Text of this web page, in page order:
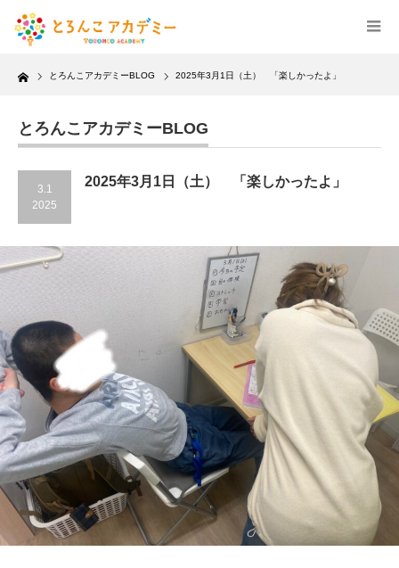
Home とろんこアカデミーBLOG 2025年3月1日（土） 「楽しかったよ」
とろんこアカデミーBLOG
3.1
2025
2025年3月1日（土） 「楽しかったよ」